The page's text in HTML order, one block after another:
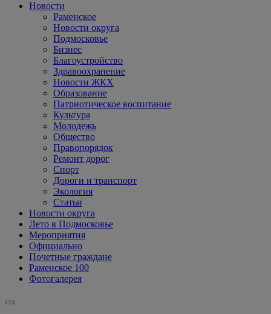
Новости
Раменское
Новости округа
Подмосковье
Бизнес
Благоустройство
Здравоохранение
Новости ЖКХ
Образование
Патриотическое воспитание
Культура
Молодежь
Общество
Правопорядок
Ремонт дорог
Спорт
Дороги и транспорт
Экология
Статьи
Новости округа
Лето в Подмосковье
Мероприятия
Официально
Почетные граждане
Раменское 100
Фотогалерея